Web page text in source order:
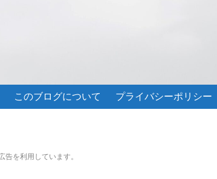
このブログについて プライバシーポリシー
告を利用しています。